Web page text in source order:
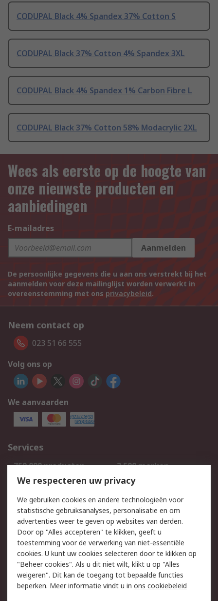
CODUPAL Black 4% Spandex 37% Cotton S
CODUPAL Black 37% Cotton 4% Spandex 3XL
CODUPAL Black 4% Spandex 1% Carbon Fibre L
CODUPAL Black 37% Cotton 58% Modacrylic 2XL
Wees als eerste op de hoogte van
onze nieuwste producten en
aanbiedingen
E-mailadres
Aanmelden
De persoonlijke gegevens die u aan ons verstrekt bij het
aanmelden voor deze mailinglijst worden verwerkt in
overeenstemming met ons privacybeleid.
Neem contact op
023 51 66 555
Volg ons op
We aanvaarden
Services
750.000 producten
2.500 merken
Bestellen
Inkoopoplossingen
Track & Trace
Wettelijk
Cookiebeleid
Email veiligheid
Privacybeleid
Websitevoorwaarden
Algemene
verkoopvoorwaarden
We respecteren uw privacy
We gebruiken cookies en andere technologieën voor
statistische gebruiksanalyses, personalisatie en om
advertenties weer te geven op websites van derden.
Door op "Alles accepteren" te klikken, geeft u
toestemming voor de verwerking van niet-essentiële
cookies. U kunt uw cookies selecteren door te klikken op
"Beheer cookies". Als u dit niet wilt, klikt u op "Alles
weigeren". Dit kan de toegang tot bepaalde functies
beperken. Meer informatie vindt u in ons cookiebeleid